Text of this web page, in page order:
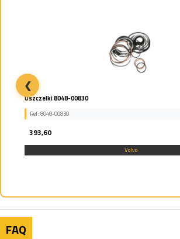
Uszczelki 8048-00830
Ref: 8048-00830
393,60
Volvo
❮
FAQ